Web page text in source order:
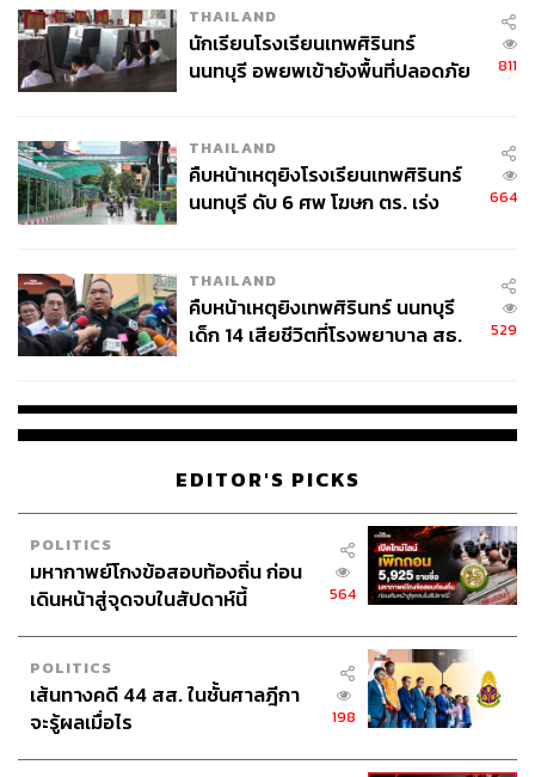
THAILAND
นักเรียนโรงเรียนเทพศิรินทร์
นนทบุรี อพยพเข้ายังพื้นที่ปลอดภัย
811
THAILAND
คืบหน้าเหตุยิงโรงเรียนเทพศิรินทร์
นนทบุรี ดับ 6 ศพ โฆษก ตร. เร่ง
664
THAILAND
คืบหน้าเหตุยิงเทพศิรินทร์ นนทบุรี
เด็ก 14 เสียชีวิตที่โรงพยาบาล สธ.
529
EDITOR'S PICKS
POLITICS
มหากาพย์โกงข้อสอบท้องถิ่น ก่อน
เดินหน้าสู่จุดจบในสัปดาห์นี้
564
POLITICS
เส้นทางคดี 44 สส. ในชั้นศาลฎีกา
จะรู้ผลเมื่อไร
198